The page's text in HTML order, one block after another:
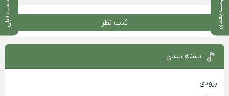
پست بعدی پست قبلی ثبت نظر
دسته بندی
بزودی